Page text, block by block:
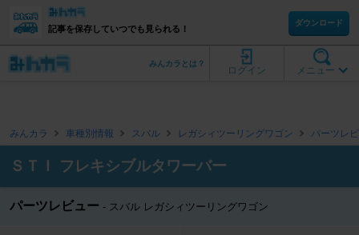
記事を保存していつでも見られる！
ダウンロード
メニュー
ログイン
みんカラとは？
みんカラ 車種別情報 スバル レガシィツーリングワゴン パーツレ
ＳＴＩ フレキシブルタワーバー
パーツレビュー スバル レガシィツーリングワゴン